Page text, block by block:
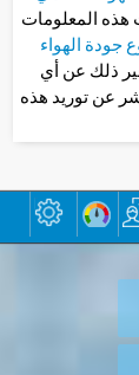
هذه المعلومات
جودة الهواء
ذلك عن أي
عن توريد هذه